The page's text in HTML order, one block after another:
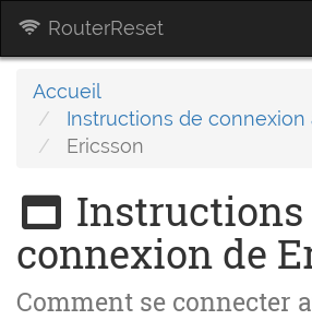
RouterReset
Accueil
Instructions de connexion
Ericsson
Instructions
connexion de
Comment se connecter